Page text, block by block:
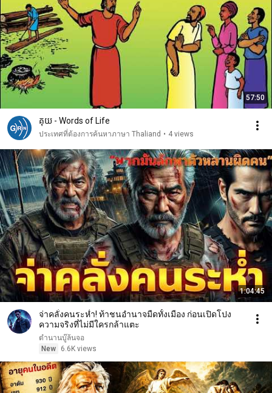
57:50
គុយ - Words of Life
ประเทศที่ต้องการค้นหาภาษา Thaliand • 4 views
1:04:45
จ่าคลั่งคนระห่ำ! ท้าชนอำนาจมืดทั้งเมือง ก่อนเปิดโปง
ความจริงที่ไม่มีใครกล้าแตะ
ตำนานบู๊ล้นจอ
New
6.6K views